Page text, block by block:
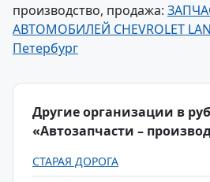
производство, продажа:
АВТОМОБИЛЕЙ CHEVROLET
Петербург
Другие организации в
«Автозапчасти –
СТАРАЯ ДОРОГА